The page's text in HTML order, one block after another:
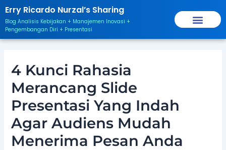
Skip
to
content
Erry Ricardo Nurzal’s Sharing
Blog Analisis Kebijakan + Manajemen Inovasi +
Pengembangan Diri + Presentasi
4 Kunci Rahasia
Merancang Slide
Presentasi Yang Indah
Agar Audiens Mudah
Menerima Pesan Anda
Post
navigation